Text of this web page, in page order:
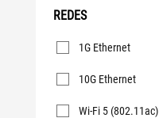
REDES
Redes
1G Ethernet
10G Ethernet
Wi-Fi 5 (802.11ac)